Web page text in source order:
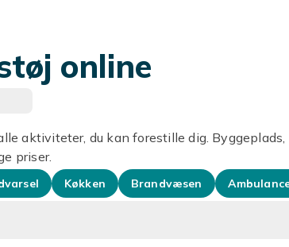
online
aktiviteter, du kan forestille dig. Byggeplads,
priser.
Køkken Brandvæsen